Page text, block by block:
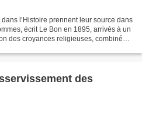
l’Histoire prennent leur source dans
écrit Le Bon en 1895, arrivés à un
des croyances religieuses, combinée
des